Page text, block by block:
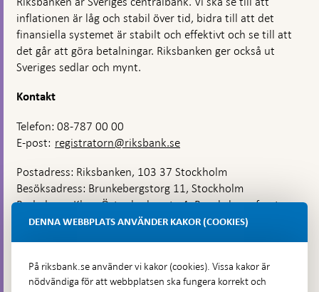
inflationen är låg och stabil över tid, bidra till att det
finansiella systemet är stabilt och effektivt och se till att
det går att göra betalningar. Riksbanken ger också ut
Sveriges sedlar och mynt.
Kontakt
Telefon: 08-787 00 00
E-post: registratorn@riksbank.se
Postadress: Riksbanken, 103 37 Stockholm
Besöksadress: Brunkebergstorg 11, Stockholm
Budadress: Klara Östra kyrkogata 4, Brunkebergsfaret,
Lastplats 6
DENNA WEBBPLATS ANVÄNDER KAKOR (COOKIES)
På riksbank.se använder vi kakor (cookies). Vissa kakor är
nödvändiga för att webbplatsen ska fungera korrekt och